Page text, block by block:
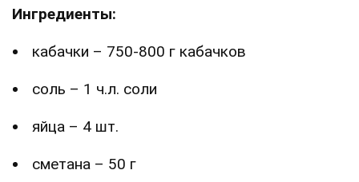
Ингредиенты:
кабачки – 750-800 г кабачков
соль – 1 ч.л. соли
яйца – 4 шт.
сметана – 50 г